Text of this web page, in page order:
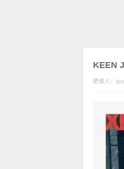
KEEN
晒单人：